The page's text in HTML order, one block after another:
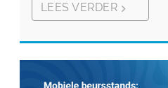
LEES VERDER